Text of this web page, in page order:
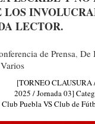
LECTOR.
de Prensa, De
Varios
[TORNEO
2025 / Jornada 03]
Club Puebla VS Club de